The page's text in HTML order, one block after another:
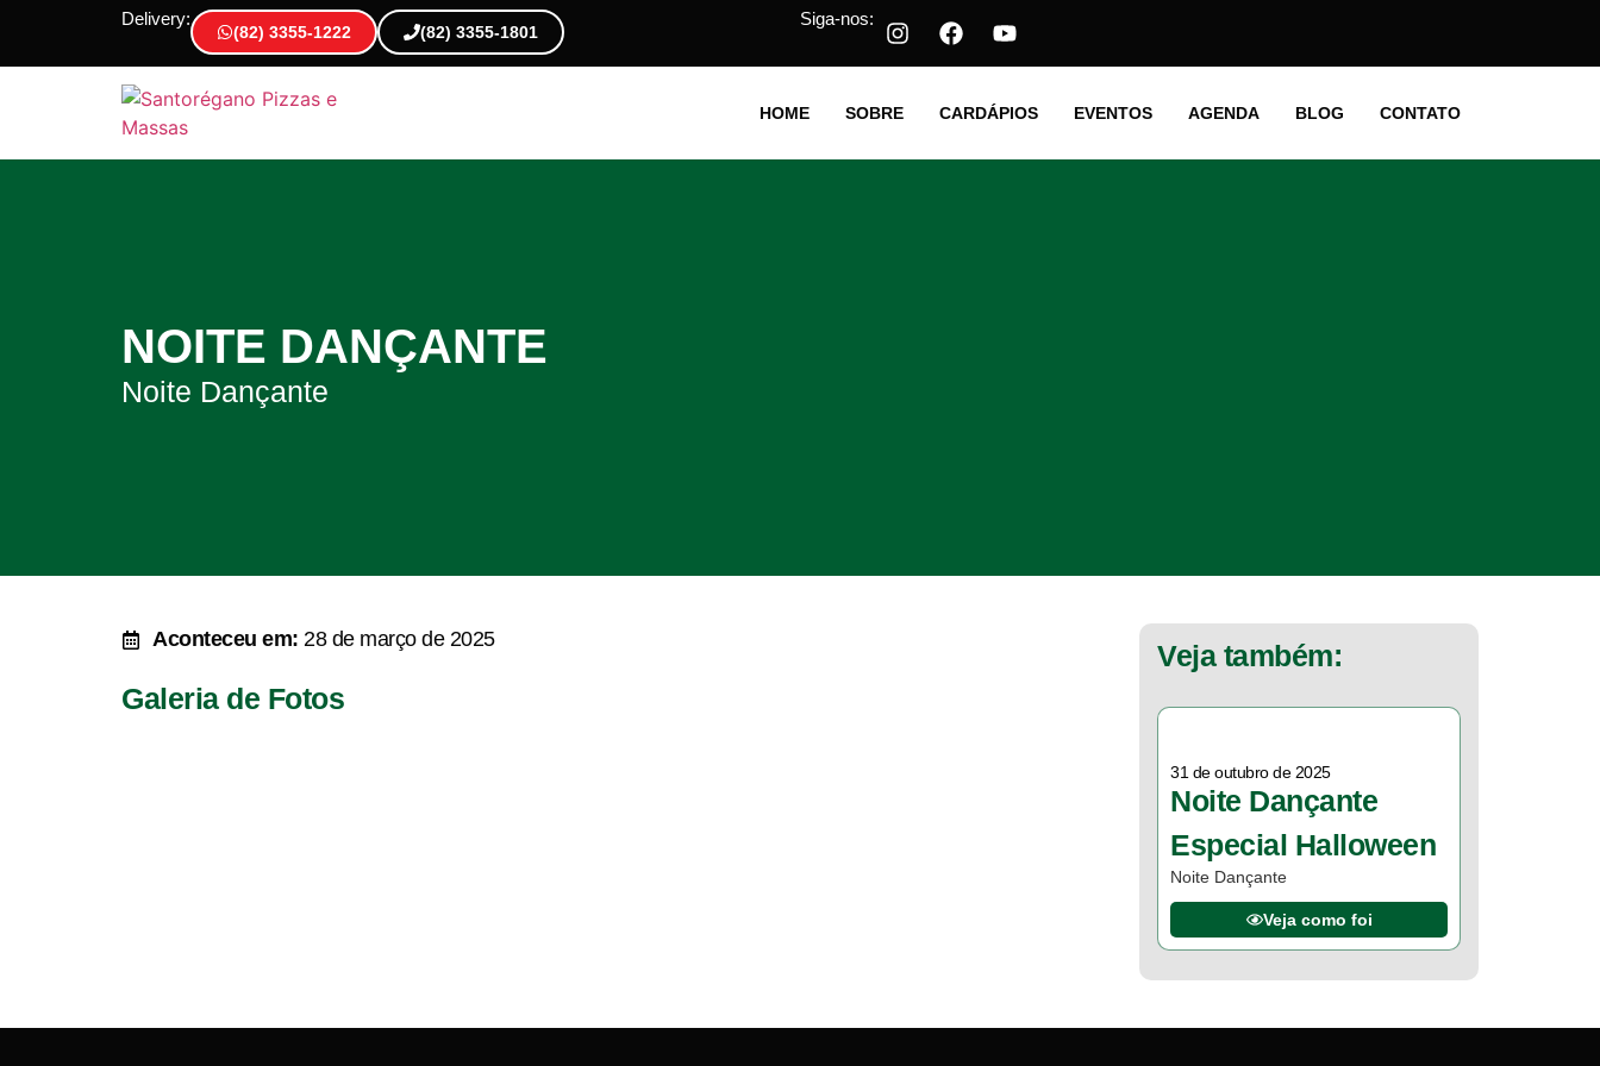
Delivery:
(82) 3355-1222 (82) 3355-1801
Siga-nos:
HOME SOBRE CARDÁPIOS EVENTOS AGENDA BLOG CONTATO
NOITE DANÇANTE
Noite Dançante
Aconteceu em: 28 de março de 2025
Galeria de Fotos
Veja também:
31 de outubro de 2025
Noite Dançante
Especial Halloween
Noite Dançante
Veja como foi